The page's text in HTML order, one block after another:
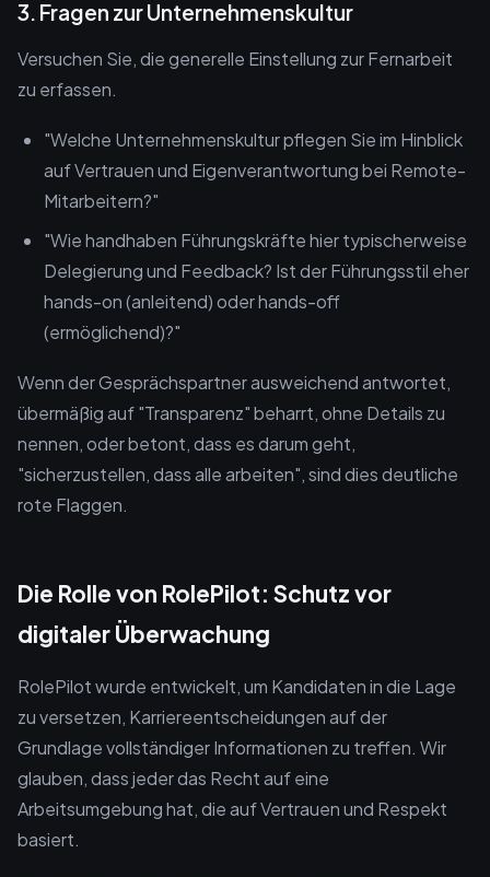
3. Fragen zur Unternehmenskultur
Versuchen Sie, die generelle Einstellung zur Fernarbeit
zu erfassen.
"Welche Unternehmenskultur pflegen Sie im Hinblick
auf Vertrauen und Eigenverantwortung bei Remote-
Mitarbeitern?"
"Wie handhaben Führungskräfte hier typischerweise
Delegierung und Feedback? Ist der Führungsstil eher
hands-on (anleitend) oder hands-off
(ermöglichend)?"
Wenn der Gesprächspartner ausweichend antwortet,
übermäßig auf "Transparenz" beharrt, ohne Details zu
nennen, oder betont, dass es darum geht,
"sicherzustellen, dass alle arbeiten", sind dies deutliche
rote Flaggen.
Die Rolle von RolePilot: Schutz vor
digitaler Überwachung
RolePilot wurde entwickelt, um Kandidaten in die Lage
zu versetzen, Karriereentscheidungen auf der
Grundlage vollständiger Informationen zu treffen. Wir
glauben, dass jeder das Recht auf eine
Arbeitsumgebung hat, die auf Vertrauen und Respekt
basiert.